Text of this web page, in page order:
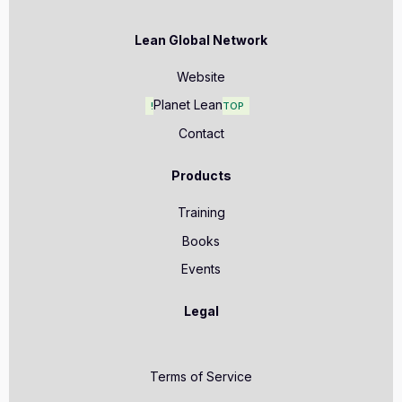
Lean Global Network
Website
Planet LeanTOP!
Contact
Products
Training
Books
Events
Legal
Terms of Service